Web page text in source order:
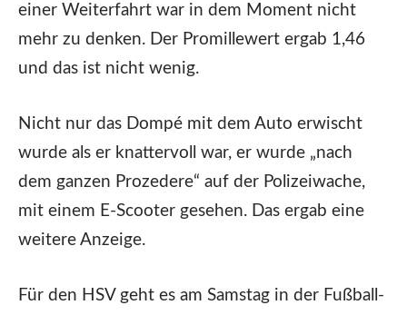
einer Weiterfahrt war in dem Moment nicht
mehr zu denken. Der Promillewert ergab 1,46
und das ist nicht wenig.
Nicht nur das Dompé mit dem Auto erwischt
wurde als er knattervoll war, er wurde „nach
dem ganzen Prozedere“ auf der Polizeiwache,
mit einem E-Scooter gesehen. Das ergab eine
weitere Anzeige.
Für den HSV geht es am Samstag in der Fußball-